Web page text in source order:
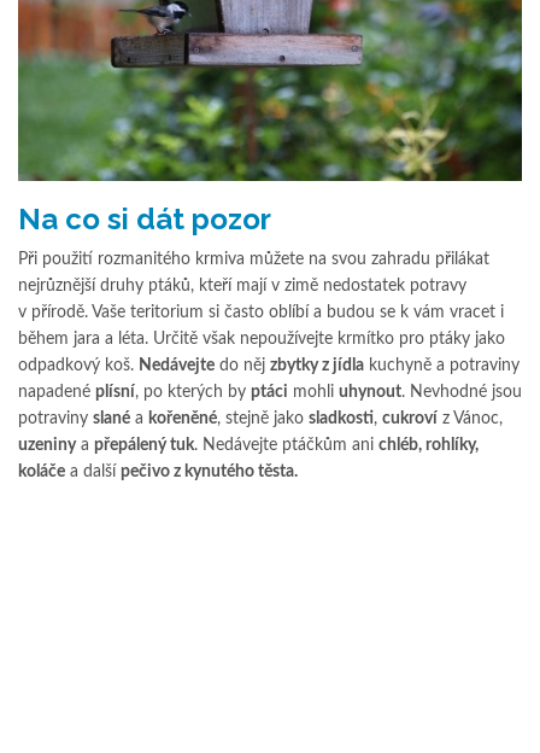
Na co si dát pozor
Při použití rozmanitého krmiva můžete na svou zahradu přilákat
nejrůznější druhy ptáků, kteří mají v zimě nedostatek potravy
v přírodě. Vaše teritorium si často oblíbí a budou se k vám vracet i
během jara a léta. Určitě však nepoužívejte krmítko pro ptáky jako
odpadkový koš. Nedávejte do něj zbytky z jídla kuchyně a potraviny
napadené plísní, po kterých by ptáci mohli uhynout. Nevhodné jsou
potraviny slané a kořeněné, stejně jako sladkosti, cukroví z Vánoc,
uzeninya přepálený tuk. Nedávejte ptáčkům ani chléb, rohlíky,
koláče a další pečivo z kynutého těsta.